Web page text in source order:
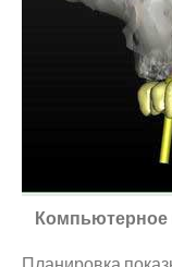
Компьютерное